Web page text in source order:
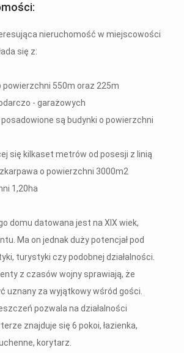
nieruchomość w miejscowości
się z:
powierzchni 550m oraz 225m
- garażowych
posadowione są budynki o powierzchni
się kilkaset metrów od posesji z linią
o powierzchni 3000m2
1,20ha
domu datowana jest na XIX wiek,
Ma on jednak duży potencjał pod
turystyki czy podobnej działalności.
z czasów wojny sprawiają, że
uznany za wyjątkowy wśród gości.
pozwala na działalności
znajduje się 6 pokoi, łazienka,
korytarz.